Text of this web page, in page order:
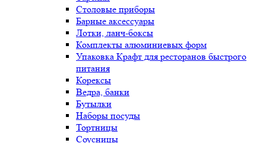
Столовые приборы
Барные аксессуары
Лотки, ланч-боксы
Комплекты алюминиевых форм
Упаковка Крафт для ресторанов быстрого
питания
Корексы
Ведра, банки
Бутылки
Наборы посуды
Тортницы
Соусницы